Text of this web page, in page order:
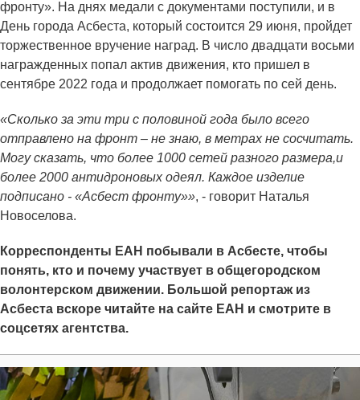
фронту». На днях медали с документами поступили, и в
День города Асбеста, который состоится 29 июня, пройдет
торжественное вручение наград. В число двадцати восьми
награжденных попал актив движения, кто пришел в
сентябре 2022 года и продолжает помогать по сей день.
«Сколько за эти три с половиной года было всего
отправлено на фронт – не знаю, в метрах не сосчитать.
Могу сказать, что более 1000 сетей разного размера,и
более 2000 антидроновых одеял. Каждое изделие
подписано - «Асбест фронту»», - говорит Наталья
Новоселова.
Корреспонденты ЕАН побывали в Асбесте, чтобы
понять, кто и почему участвует в общегородском
волонтерском движении. Большой репортаж из
Асбеста вскоре читайте на сайте ЕАН и смотрите в
соцсетях агентства.